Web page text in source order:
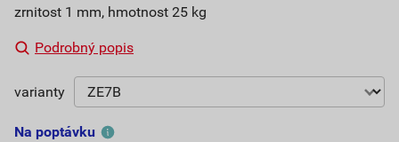
zrnitost 1 mm, hmotnost 25 kg
Podrobný popis
varianty
Na poptávku